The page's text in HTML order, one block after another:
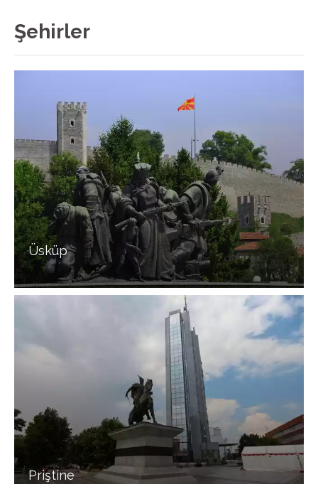
Şehirler
Üsküp
Priştine